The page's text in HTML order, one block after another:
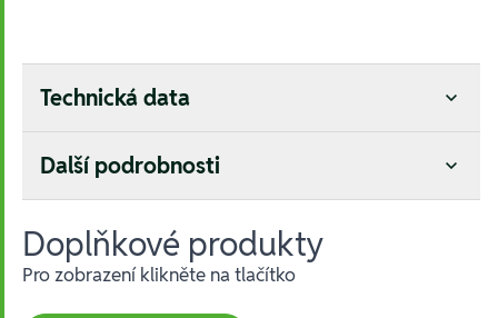
Technická data
Další podrobnosti
Doplňkové produkty
Pro zobrazení klikněte na tlačítko